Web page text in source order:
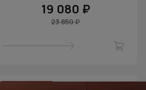
19 080 ₽
23 850 ₽